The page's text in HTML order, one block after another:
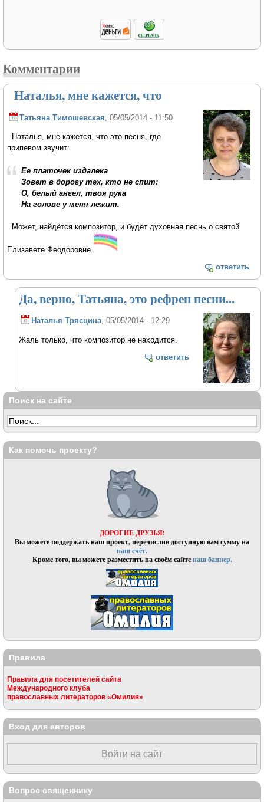
Комментарии
Наталья, мне кажется, что
Татьяна Тимошевская , 05/05/2014 - 11:50
Наталья, мне кажется, что это песня, где
припевом звучит:
Ее платочек издалека
Зовет в дорогу тех, кто не спит:
О, белый ангел, твоя рука
На голове у меня лежит.
Может, найдётся композитор, и будет духовная песнь о святой
Елизавете Феодоровне.
ответить
Да, верно, Татьяна, это рефрен песни...
Наталья Трясцина, 05/05/2014 - 12:29
Жаль только, что композитор не находится.
ответить
Поиск на сайте
Как помочь проекту?
ДОРОГИЕ ДРУЗЬЯ!
Вы можете поддержать наш проект, перечислив доступную вам сумму на
наш счёт.
Кроме того, вы можете разместить на своём сайтенаш баннер.
Правила
Правила для посетителей сайта
Международного клуба
православных литераторов «Омилия»
Вход для авторов
Войти на сайт
Вопрос священнику